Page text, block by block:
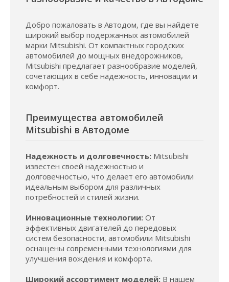
Добро пожаловать в Автодом, где вы найдете
широкий выбор подержанных автомобилей
марки Mitsubishi. От компактных городских
автомобилей до мощных внедорожников,
Mitsubishi предлагает разнообразие моделей,
сочетающих в себе надежность, инновации и
комфорт.
Преимущества автомобилей
Mitsubishi в Автодоме
Надежность и долговечность: Mitsubishi
известен своей надежностью и
долговечностью, что делает его автомобили
идеальным выбором для различных
потребностей и стилей жизни.
Инновационные технологии: От
эффективных двигателей до передовых
систем безопасности, автомобили Mitsubishi
оснащены современными технологиями для
улучшения вождения и комфорта.
Широкий ассортимент моделей: В нашем